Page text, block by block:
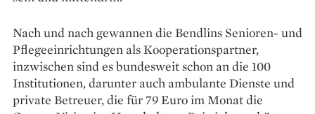
Nach und nach gewannen die Bendlins Senioren- und
Pflegeeinrichtungen als Kooperationspartner,
inzwischen sind es bundesweit schon an die 100
Institutionen, darunter auch ambulante Dienste und
private Betreuer, die für 79 Euro im Monat die